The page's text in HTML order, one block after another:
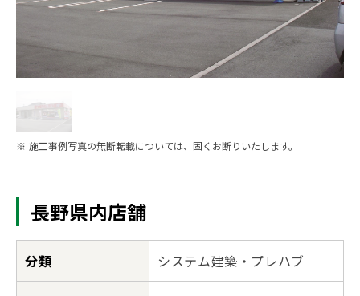
※ 施工事例写真の無断転載については、固くお断りいたします。
長野県内店舗
分類 システム建築・プレハブ